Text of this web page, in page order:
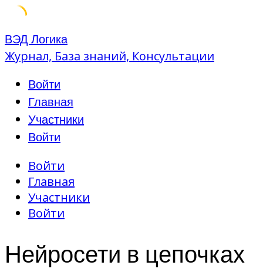
Skip
to
ВЭД Логика
Журнал, База знаний, Консультации
Войти
Главная
Участники
Войти
Войти
Главная
Участники
Войти
Нейросети в цепочках